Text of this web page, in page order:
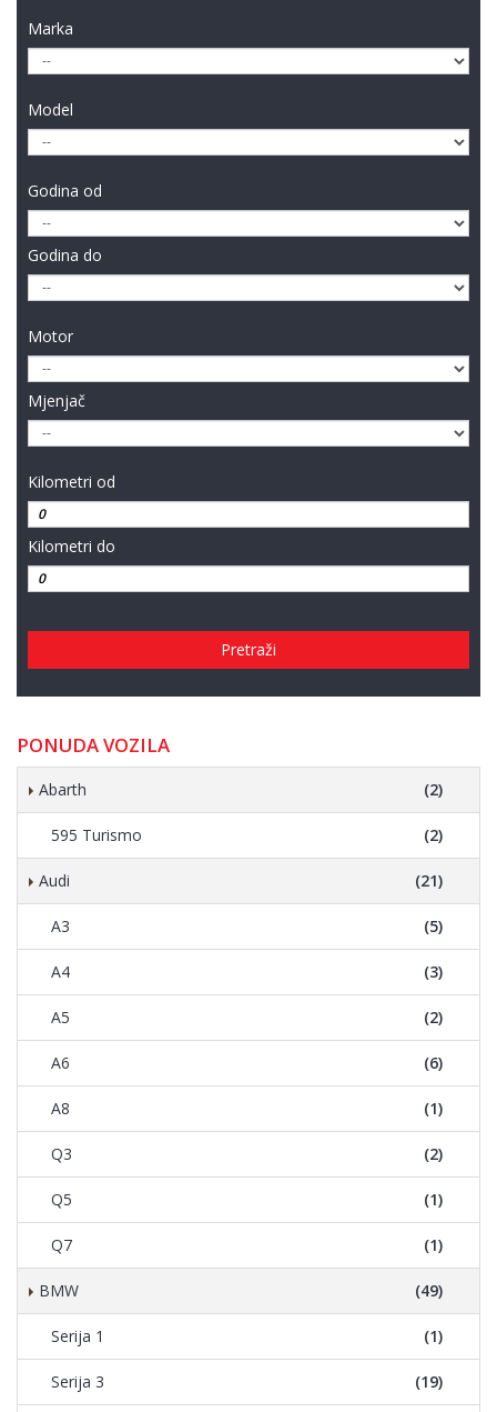
Marka
Model
Godina od
Godina do
Motor
Mjenjač
Kilometri od
Kilometri do
Pretraži
PONUDA VOZILA
Abarth (2)
595 Turismo (2)
Audi (21)
A3 (5)
A4 (3)
A5 (2)
A6 (6)
A8 (1)
Q3 (2)
Q5 (1)
Q7 (1)
BMW (49)
Serija 1 (1)
Serija 3 (19)